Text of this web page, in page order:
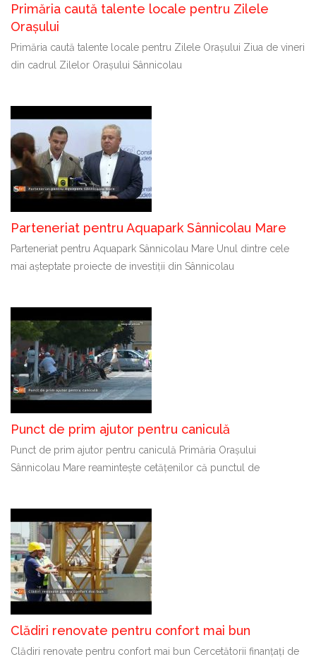
Primăria caută talente locale pentru Zilele
Orașului
Primăria caută talente locale pentru Zilele Orașului Ziua de vineri
din cadrul Zilelor Orașului Sânnicolau
Parteneriat pentru Aquapark Sânnicolau Mare
Parteneriat pentru Aquapark Sânnicolau Mare Unul dintre cele
mai așteptate proiecte de investiții din Sânnicolau
Punct de prim ajutor pentru caniculă
Punct de prim ajutor pentru caniculă Primăria Orașului
Sânnicolau Mare reamintește cetățenilor că punctul de
Clădiri renovate pentru confort mai bun
Clădiri renovate pentru confort mai bun Cercetătorii finanțați de